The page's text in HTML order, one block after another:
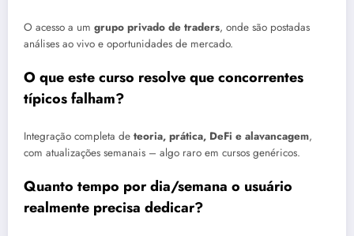
O acesso a um grupo privado de traders, onde são postadas
análises ao vivo e oportunidades de mercado.
O que este curso resolve que concorrentes
típicos falham?
Integração completa de teoria, prática, DeFi e alavancagem,
com atualizações semanais – algo raro em cursos genéricos.
Quanto tempo por dia/semana o usuário
realmente precisa dedicar?